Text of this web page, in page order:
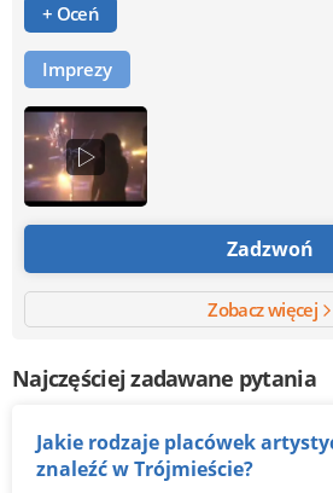
+ Oceń
Imprezy
Zadzwoń
Zobacz więcej
Najczęściej zadawane pytania
Jakie rodzaje placówek artystycznych można
znaleźć w Trójmieście?